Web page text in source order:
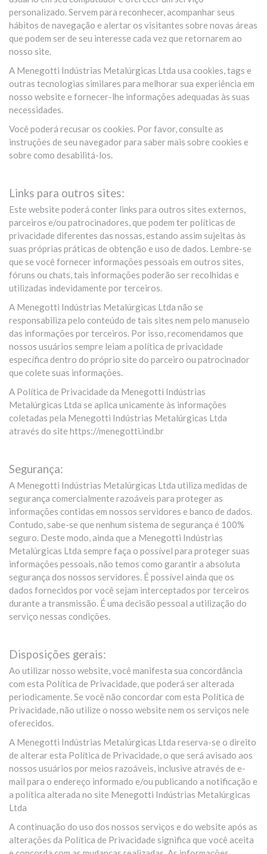
personalizado. Servem para reconhecer, acompanhar seus
hábitos de navegação e alertar os visitantes sobre novas áreas
que podem ser de seu interesse cada vez que retornarem ao
nosso site.
A Menegotti Indústrias Metalúrgicas Ltda usa cookies, tags e
outras tecnologias similares para melhorar sua experiência em
nosso website e fornecer-lhe informações adequadas às suas
necessidades.
Você poderá recusar os cookies. Por favor, consulte as
instruções de seu navegador para saber mais sobre cookies e
sobre como desabilitá-los.
Links para outros sites:
Este website poderá conter links para outros sites externos,
parceiros e/ou patrocinadores, que podem ter políticas de
privacidade diferentes das nossas, estando assim sujeitas às
suas próprias práticas de obtenção e uso de dados. Lembre-se
que se você fornecer informações pessoais em outros sites,
fóruns ou chats, tais informações poderão ser recolhidas e
utilizadas indevidamente por terceiros.
A Menegotti Indústrias Metalúrgicas Ltda não se
responsabiliza pelo conteúdo de tais sites nem pelo manuseio
das informações por terceiros. Por isso, recomendamos que
nossos usuários sempre leiam a política de privacidade
específica dentro do próprio site do parceiro ou patrocinador
que colete suas informações.
A Política de Privacidade da Menegotti Indústrias
Metalúrgicas Ltda se aplica unicamente às informações
coletadas pela Menegotti Indústrias Metalúrgicas Ltda
através do site https://menegotti.ind.br
Segurança:
A Menegotti Indústrias Metalúrgicas Ltda utiliza medidas de
segurança comercialmente razoáveis para proteger as
informações contidas em nossos servidores e banco de dados.
Contudo, sabe-se que nenhum sistema de segurança é 100%
seguro. Deste modo, ainda que a Menegotti Indústrias
Metalúrgicas Ltda sempre faça o possível para proteger suas
informações pessoais, não temos como garantir a absoluta
segurança dos nossos servidores. É possível ainda que os
dados fornecidos por você sejam interceptados por terceiros
durante a transmissão. É uma decisão pessoal a utilização do
serviço nessas condições.
Disposições gerais:
Ao utilizar nosso website, você manifesta sua concordância
com esta Política de Privacidade, que poderá ser alterada
periodicamente. Se você não concordar com esta Política de
Privacidade, não utilize o nosso website nem os serviços nele
oferecidos.
A Menegotti Indústrias Metalúrgicas Ltda reserva-se o direito
de alterar esta Política de Privacidade, o que será avisado aos
nossos usuários por meios razoáveis, inclusive através de e-
mail para o endereço informado e/ou publicando a notificação e
a política alterada no site Menegotti Indústrias Metalúrgicas
Ltda
A continuação do uso dos nossos serviços e do website após as
alterações da Política de Privacidade significa que você aceita